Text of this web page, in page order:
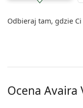
Odbieraj tam, gdzie
Ocena Avaira